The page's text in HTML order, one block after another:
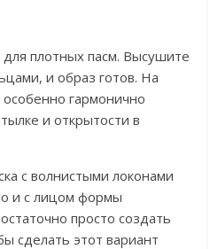
плотных пасм. Высушите
и образ готов. На
особенно гармонично
и открытости в
с волнистыми локонами
и с лицом формы
просто создать
сделать этот вариант